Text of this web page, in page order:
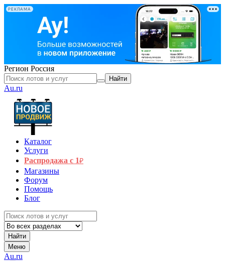
РЕКЛАМА
Регион Россия
Найти
Au.ru
Каталог
Услуги
Распродажа с 1₽
Магазины
Форум
Помощь
Блог
Найти
Меню
Au.ru